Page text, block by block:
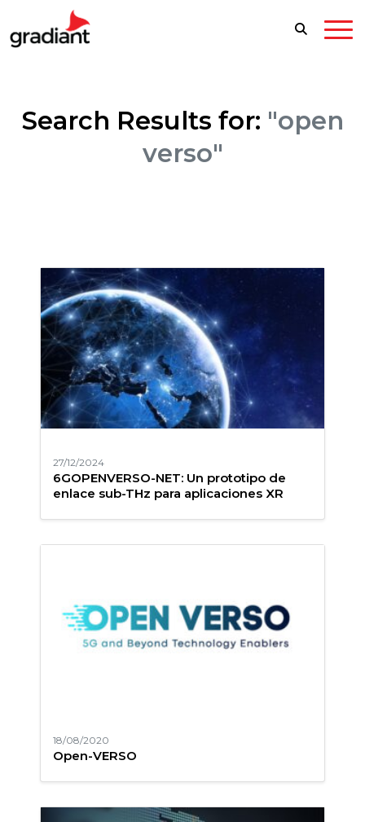
Search Results for: "open
verso"
27/12/2024
6GOPENVERSO-NET: Un prototipo de
enlace sub-THz para aplicaciones XR
18/08/2020
Open-VERSO